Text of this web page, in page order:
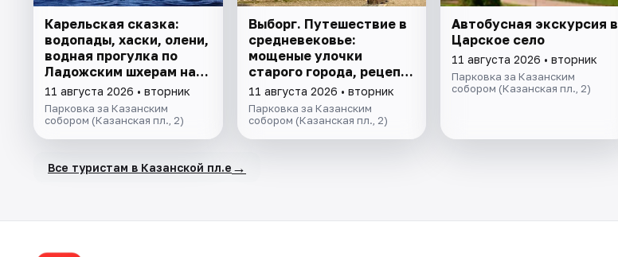
Карельская сказка:
водопады, хаски, олени,
водная прогулка по
Ладожским шхерам на
катере, знакомство с
лютеранской кирхой.
11 августа 2026 • вторник
Парковка за Казанским
собором (Казанская пл., 2)
Выборг. Путешествие в
средневековье:
мощеные улочки
старого города, рецепт
Выборгского кренделя и
легенды парка Монрепо.
11 августа 2026 • вторник
Парковка за Казанским
собором (Казанская пл., 2)
Автобусная экскурсия в
Царское село
11 августа 2026 • вторник
Парковка за Казанским
собором (Казанская пл., 2)
Все туристам в Казанской пл.е →